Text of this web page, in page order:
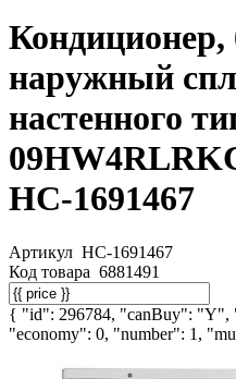
Кондиционер,
наружный
настенного
НС-1691467
Артикул НС-1691467
Код товара 6881491
{ "id": 296784, "canBuy": "Y",
"economy": 0, "number": 1,